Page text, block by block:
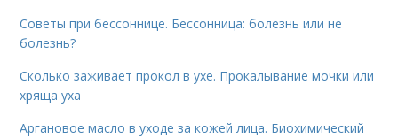
Советы при бессоннице. Бессонница: болезнь или не
болезнь?
Сколько заживает прокол в ухе. Прокалывание мочки или
хряща уха
Аргановое масло в уходе за кожей лица. Биохимический